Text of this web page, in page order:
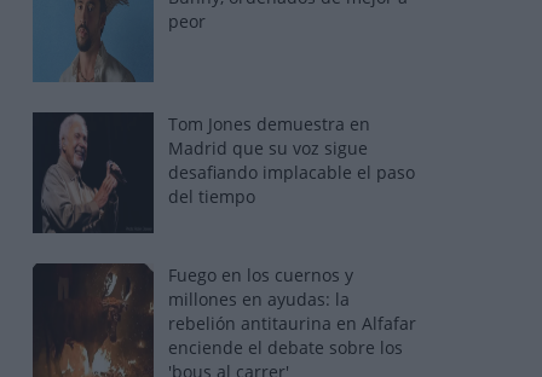
peor
Tom Jones demuestra en
Madrid que su voz sigue
desafiando implacable el paso
del tiempo
Fuego en los cuernos y
millones en ayudas: la
rebelión antitaurina en Alfafar
enciende el debate sobre los
'bous al carrer'